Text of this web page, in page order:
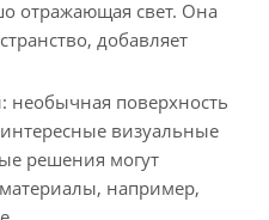
отражающая свет. Она
добавляет
необычная поверхность
визуальные
решения могут
например,